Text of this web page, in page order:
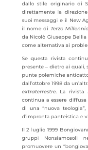
dallo stile originario di
direttamente la
suoi messaggi e il New
il nome di Terzo
da Nicolò Giuseppe
come alternativa ai
Se questa rivista
presente ‒ dietro ai quali,
punte polemiche
dall’ottobre 1998 da
extraterrestre. La rivista
continua a essere
di una “nuova
d’impronta panteistica e
Il 2 luglio 1999
gruppi Nonsiamosoli
promuovere un